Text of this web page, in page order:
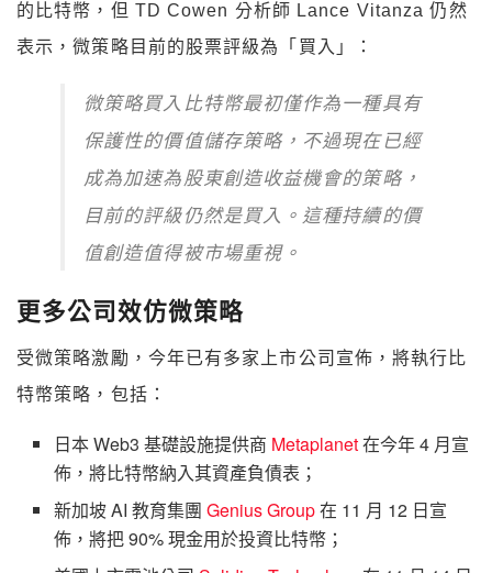
的比特幣，但 TD Cowen 分析師 Lance Vitanza 仍然
表示，微策略目前的股票評級為「買入」：
微策略買入比特幣最初僅作為一種具有
保護性的價值儲存策略，不過現在已經
成為加速為股東創造收益機會的策略，
目前的評級仍然是買入。這種持續的價
值創造值得被市場重視。
更多公司效仿微策略
受微策略激勵，今年已有多家上市公司宣佈，將執行比
特幣策略，包括：
日本 Web3 基礎設施提供商 Metaplanet在今年 4 月宣
佈，將比特幣納入其資產負債表；
新加坡 AI 教育集團Genius Group在 11 月 12 日宣
佈，將把 90% 現金用於投資比特幣；